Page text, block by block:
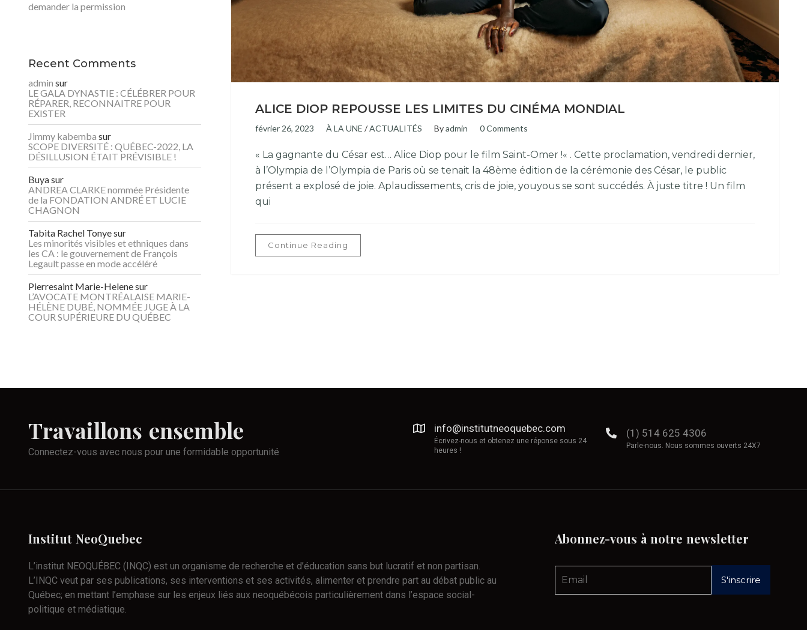
ALICE DIOP REPOUSSE LES LIMITES DU CINÉMA MONDIAL
février 26, 2023 À LA UNE /ACTUALITÉS Byadmin 0 Comments
« La gagnante du César est… Alice Diop pour le film Saint-Omer !« . Cette proclamation, vendredi dernier,
à l’Olympia de l’Olympia de Paris où se tenait la 48ème édition de la cérémonie des César, le public
présent a explosé de joie. Aplaudissements, cris de joie, youyous se sont succédés. À juste titre ! Un film
qui
Continue Reading
demander la permission
Recent Comments
admin sur
LE GALA DYNASTIE : CÉLÉBRER POUR
RÉPARER, RECONNAITRE POUR
EXISTER
Jimmy kabemba sur
SCOPE DIVERSITÉ : QUÉBEC-2022, LA
DÉSILLUSION ÉTAIT PRÉVISIBLE !
Buyasur
ANDREA CLARKE nommée Présidente
de la FONDATION ANDRÉ ET LUCIE
CHAGNON
Tabita Rachel Tonyesur
Les minorités visibles et ethniques dans
les CA : le gouvernement de François
Legault passe en mode accéléré
Pierresaint Marie-Helenesur
L’AVOCATE MONTRÉALAISE MARIE-
HÉLÈNE DUBÉ, NOMMÉE JUGE À LA
COUR SUPÉRIEURE DU QUÉBEC
Travaillons ensemble
Connectez-vous avec nous pour une formidable opportunité
info@institutneoquebec.com
Écrivez-nous et obtenez une réponse sous 24
heures !
(1) 514 625 4306
Parle-nous. Nous sommes ouverts 24X7
Institut NeoQuebec
L’institut NEOQUÉBEC (INQC) est un organisme de recherche et d’éducation sans but lucratif et non partisan.
L’INQC veut par ses publications, ses interventions et ses activités, alimenter et prendre part au débat public au
Québec; en mettant l’emphase sur les enjeux liés aux neoquébécois particulièrement dans l’espace social-
politique et médiatique.
Abonnez-vous à notre newsletter